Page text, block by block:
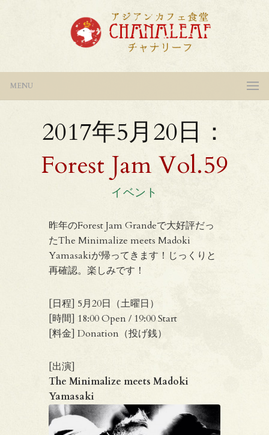
MENU
2017年5月20日：
Forest Jam Vol.59
イベント
昨年のForest Jam Grandeで大好評だっ
たThe Minimalize meets Madoki
Yamasakiが帰ってきます！じっくりと
再確認。楽しみです！
[日程] 5月20日（土曜日）
[時間] 18:00 Open / 19:00 Start
[料金] Donation（投げ銭）
[出演]
The Minimalize meets Madoki
Yamasaki